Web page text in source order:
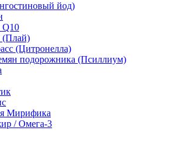
йод)
Q10
(Плай)
(Цитронелла)
подорожника (Псиллиум)
Мирифика
/ Омега-3